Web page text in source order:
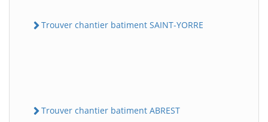
Trouver chantier batiment SAINT-YORRE
Trouver chantier batiment ABREST